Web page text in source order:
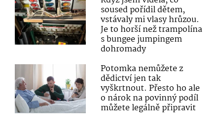
soused pořídil dětem,
vstávaly mi vlasy hrůzou.
Je to horší než trampolína
s bungee jumpingem
dohromady
Potomka nemůžete z
dědictví jen tak
vyškrtnout. Přesto ho ale
o nárok na povinný podíl
můžete legálně připravit